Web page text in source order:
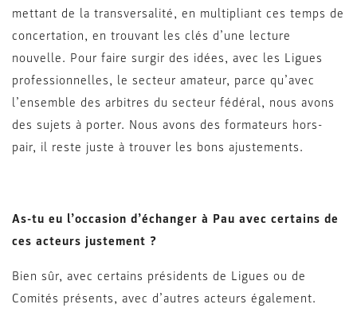
mettant de la transversalité, en multipliant ces temps de
concertation, en trouvant les clés d’une lecture
nouvelle. Pour faire surgir des idées, avec les Ligues
professionnelles, le secteur amateur, parce qu’avec
l’ensemble des arbitres du secteur fédéral, nous avons
des sujets à porter. Nous avons des formateurs hors-
pair, il reste juste à trouver les bons ajustements.
As-tu eu l’occasion d’échanger à Pau avec certains de
ces acteurs justement ?
Bien sûr, avec certains présidents de Ligues ou de
Comités présents, avec d’autres acteurs également.